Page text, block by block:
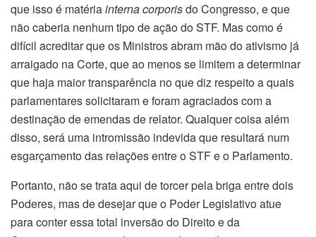
que isso é matériainterna corporisdo Congresso, e que
não caberia nenhum tipo de ação do STF. Mas como é
difícil acreditar que os Ministros abram mão do ativismo já
arraigado na Corte, que ao menos se limitem a determinar
que haja maior transparência no que diz respeito a quais
parlamentares solicitaram e foram agraciados com a
destinação de emendas de relator. Qualquer coisa além
disso, será uma intromissão indevida que resultará num
esgarçamento das relações entre o STF e o Parlamento.
Portanto, não se trata aqui de torcer pela briga entre dois
Poderes, mas de desejar que o Poder Legislativo atue
para conter essa total inversão do Direito e da